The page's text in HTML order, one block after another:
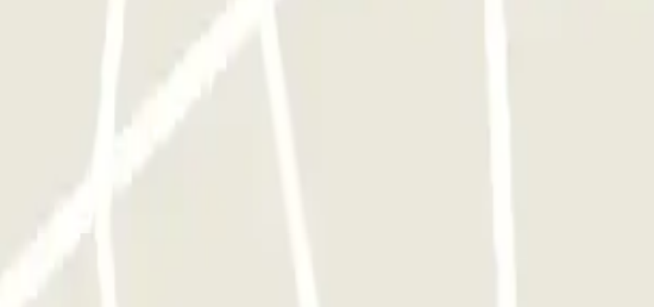
ook niet buiten geraakte ben ik naar een betaalterminal gegaan en heb het ticket